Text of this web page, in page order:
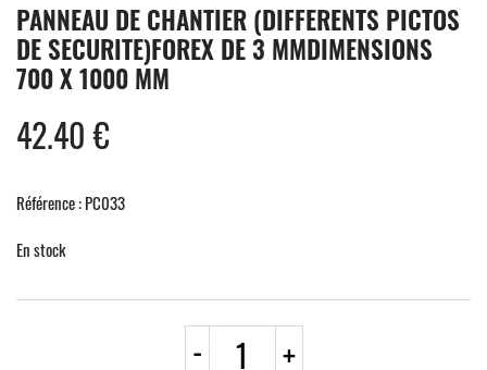
PANNEAU DE CHANTIER (DIFFERENTS PICTOS
DE SECURITE)FOREX DE 3 MMDIMENSIONS
700 X 1000 MM
42.40€
Référence : PC033
En stock
- quantité
+